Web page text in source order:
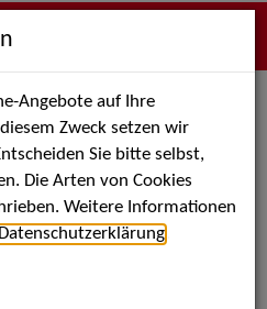
als PDF speichern
Pop, Rock & Tanzmusik
Angebote auf Ihre
Zweck setzen wir
Sie bitte selbst,
Die Arten von Cookies
Weitere Informationen
Datenschutzerklärung